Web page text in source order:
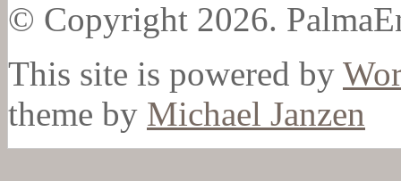
© Copyright 2026.
This site is powered by
theme by Michael Janzen